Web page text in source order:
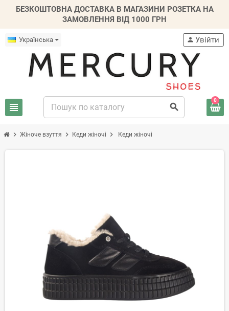
БЕЗКОШТОВНА ДОСТАВКА В МАГАЗИНИ РОЗЕТКА НА
ЗАМОВЛЕННЯ ВІД 1000 ГРН
Українська
view_headline search
person Увійти
0
chevron_right Жіноче взуття chevron_right Кеди жіночі chevron_right Кеди жіночі